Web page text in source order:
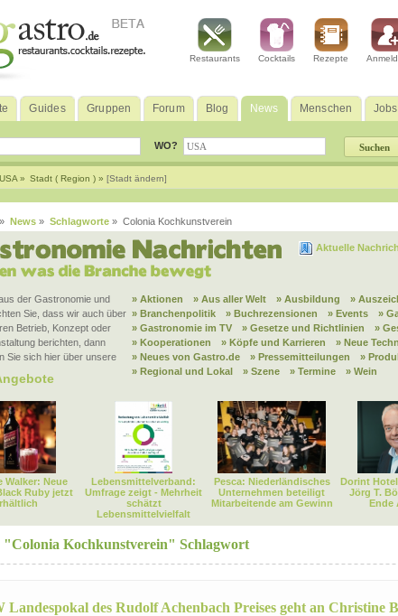
Restaurants Cocktails Rezepte
Guides Gruppen Forum Blog News Menschen Jobs
WO?
USA » Stadt ( Region ) » [Stadt ändern]
» News » Schlagworte » Colonia Kochkunstverein
Aktuelle
der Gastronomie und
Sie, dass wir auch über
Betrieb, Konzept oder
berichten, dann
Sie sich hier über unsere
» Aktionen » Aus aller Welt » Ausbildung »
» Branchenpolitik
» Buchrezensionen » Events »
» Gastronomie im TV
» Gesetze und Richtlinien »
» Kooperationen
» Köpfe und Karrieren » Neue
» Neues von Gastro.de
» Pressemitteilungen »
» Regional und Lokal
» Szene » Termine » Wein
Walker: Neue
Ruby jetzt
Lebensmittelverband:
Umfrage zeigt - Mehrheit
schätzt
Lebensmittelvielfalt
Pesca: Niederländisches
Unternehmen beteiligt
Mitarbeitende am Gewinn
Dorint
Jörg T.
Ende
"Colonia Kochkunstverein" Schlagwort
Landespokal des Rudolf Achenbach Preises geht an Christine